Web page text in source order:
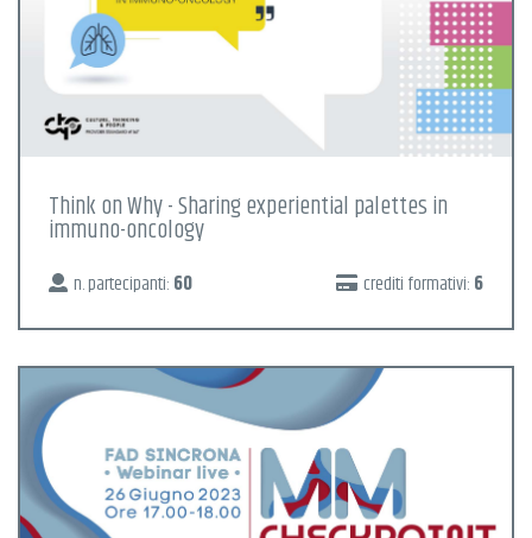
Think on Why - Sharing experiential palettes in
immuno-oncology
n. partecipanti: 60 crediti formativi: 6